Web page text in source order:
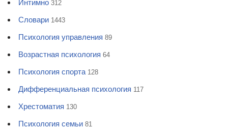
Интимно 312
Словари 1443
Психология управления 89
Возрастная психология 64
Психология спорта 128
Дифференциальная психология 117
Хрестоматия 130
Психология семьи 81